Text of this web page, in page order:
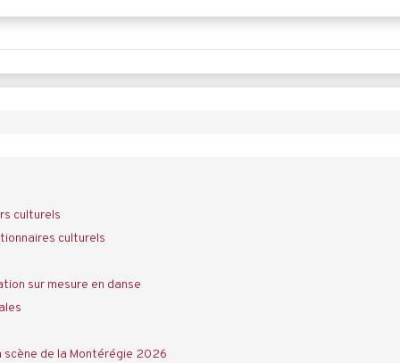
culturels
culturels
sur mesure en danse
de la Montérégie 2026